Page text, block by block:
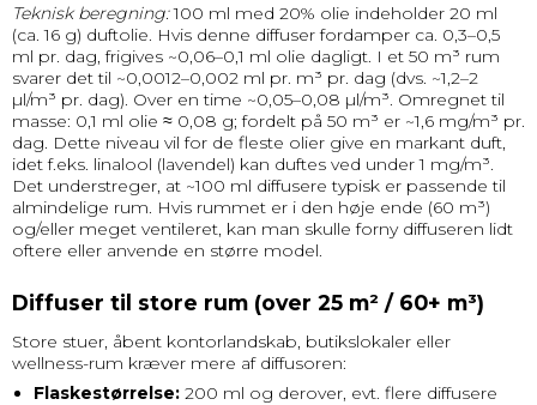
Teknisk beregning:100 ml med 20% olie indeholder 20 ml
(ca. 16 g) duftolie. Hvis denne diffuser fordamper ca. 0,3–0,5
ml pr. dag, frigives ~0,06–0,1 ml olie dagligt. I et 50 m³ rum
svarer det til ~0,0012–0,002 ml pr. m³ pr. dag (dvs. ~1,2–2
µl/m³ pr. dag). Over en time ~0,05–0,08 µl/m³. Omregnet til
masse: 0,1 ml olie ≈ 0,08 g; fordelt på 50 m³ er ~1,6 mg/m³ pr.
dag. Dette niveau vil for de fleste olier give en markant duft,
idet f.eks. linalool (lavendel) kan duftes ved under 1 mg/m³.
Det understreger, at ~100 ml diffusere typisk er passende til
almindelige rum. Hvis rummet er i den høje ende (60 m³)
og/eller meget ventileret, kan man skulle forny diffuseren lidt
oftere eller anvende en større model.
Diffuser til store rum (over 25 m² / 60+ m³)
Store stuer, åbent kontorlandskab, butikslokaler eller
wellness-rum kræver mere af diffusoren:
Flaskestørrelse:200 ml og derover, evt. flere diffusere